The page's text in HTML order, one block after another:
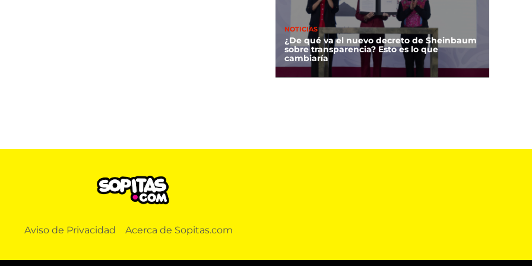
NOTICIAS
¿De qué va el nuevo decreto de Sheinbaum
sobre transparencia? Esto es lo que
cambiaría
Aviso de Privacidad Acerca de Sopitas.com